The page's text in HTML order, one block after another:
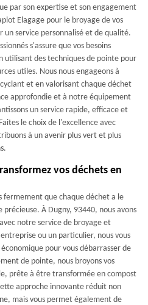
par son expertise et son engagement
Elagage pour le broyage de vos
service personnalisé et de qualité.
s'assure que vos besoins
utilisant des techniques de pointe pour
utiles. Nous nous engageons à
et en valorisant chaque déchet
approfondie et à notre équipement
un service rapide, efficace et
le choix de l'excellence avec
à un avenir plus vert et plus
vos déchets en
fermement que chaque déchet a le
À Dugny, 93440, nous avons
notre service de broyage et
ou un particulier, nous vous
pour vous débarrasser de
de pointe, nous broyons vos
prête à être transformée en compost
approche innovante réduit non
mais vous permet également de